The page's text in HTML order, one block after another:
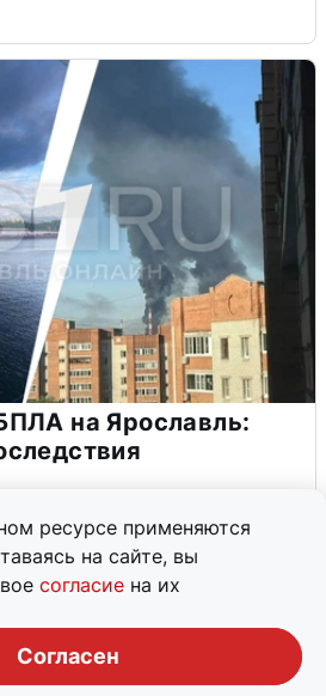
ресурсе применяются
на сайте, вы
согласие на их
Согласен
на Ярославль: